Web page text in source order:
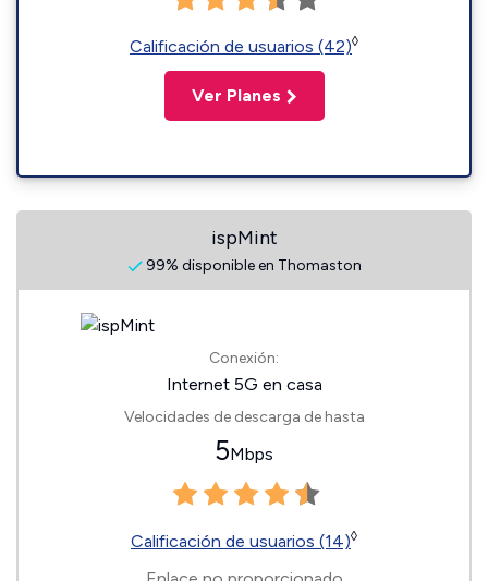
Calificación de usuarios (42)◊
Ver Planes
ispMint
99% disponible en Thomaston
Conexión:
Internet 5G en casa
Velocidades de descarga de hasta
5Mbps
Calificación de usuarios (14)◊